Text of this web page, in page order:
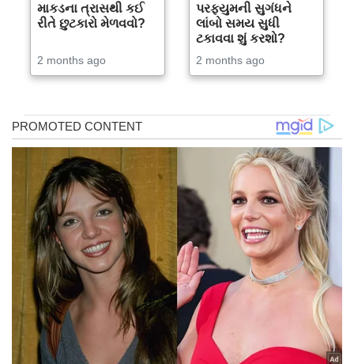
માકડના ત્રાસથી કઈ
રીતે છુટકારો મેળવવો?
2 months ago
પરફ્યુમની સુગંધને
લાંબો સમય સુધી
ટકાવવા શું કરશો?
2 months ago